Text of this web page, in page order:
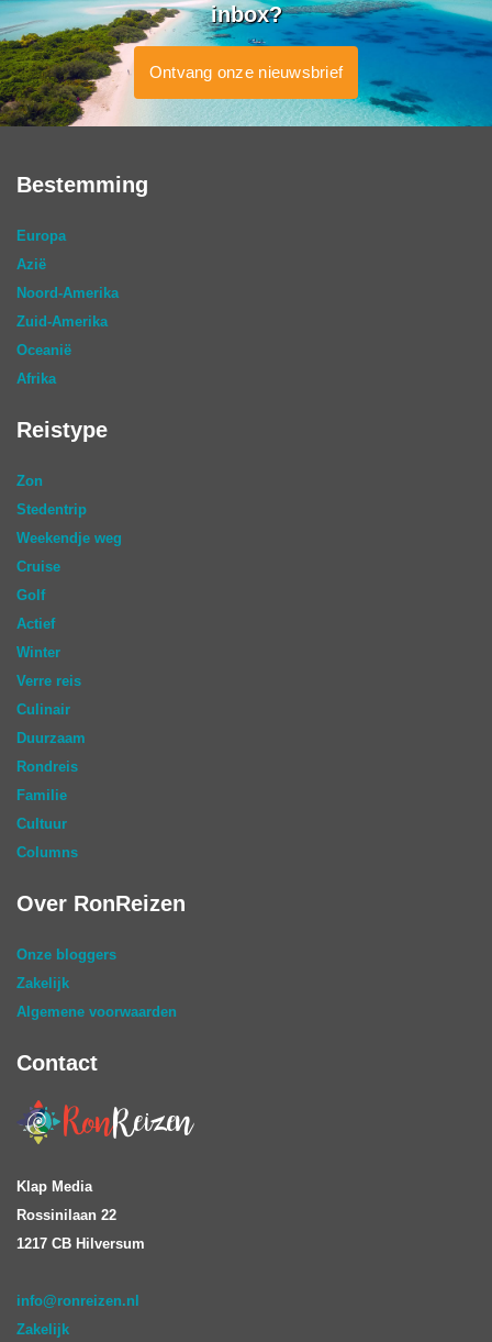
inbox?
Ontvang onze nieuwsbrief
Bestemming
Europa
Azië
Noord-Amerika
Zuid-Amerika
Oceanië
Afrika
Reistype
Zon
Stedentrip
Weekendje weg
Cruise
Golf
Actief
Winter
Verre reis
Culinair
Duurzaam
Rondreis
Familie
Cultuur
Columns
Over RonReizen
Onze bloggers
Zakelijk
Algemene voorwaarden
Contact
Klap Media
Rossinilaan 22
1217 CB Hilversum
info@ronreizen.nl
Zakelijk